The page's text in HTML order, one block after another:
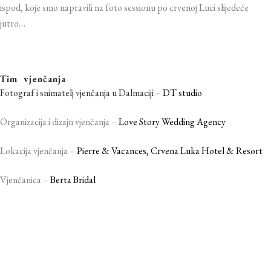
ispod, koje smo napravili na foto sessionu po crvenoj Luci slijedeće
jutro…
Tim vjenčanja
Fotograf i snimatelj vjenčanja u Dalmaciji –DT studio
Organizacija i dizajn vjenčanja –Love Story Wedding Agency
Lokacija vjenčanja –Pierre & Vacances, Crvena Luka Hotel & Resort
Vjenčanica –Berta Bridal